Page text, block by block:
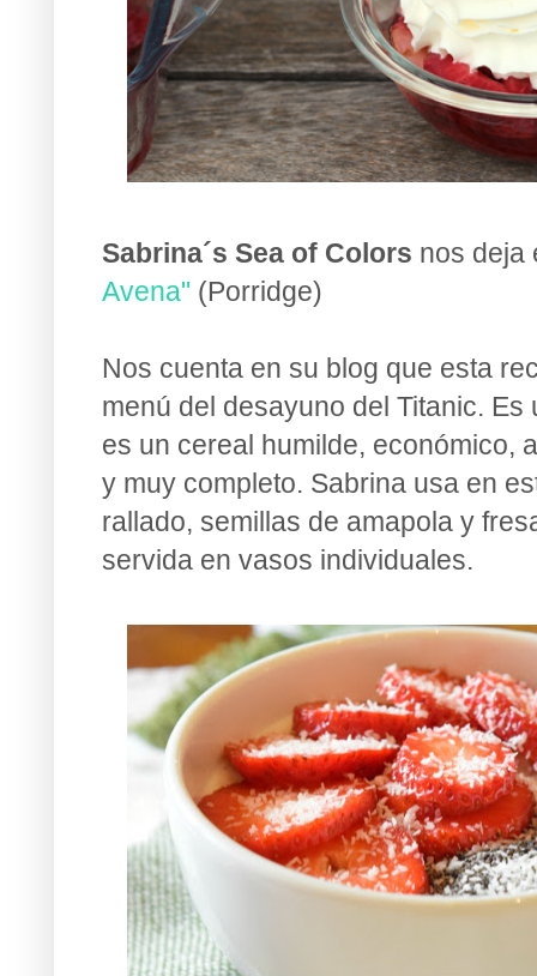
Sabrina´s Sea of Colors nos deja
Avena" (Porridge)
Nos cuenta en su blog que esta
menú del desayuno del Titanic.
es un cereal humilde, económico,
y muy completo. Sabrina usa en
rallado, semillas de amapola y
servida en vasos individuales.